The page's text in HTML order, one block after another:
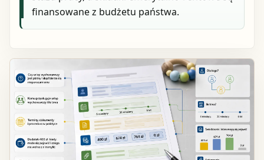
finansowane z budżetu państwa.